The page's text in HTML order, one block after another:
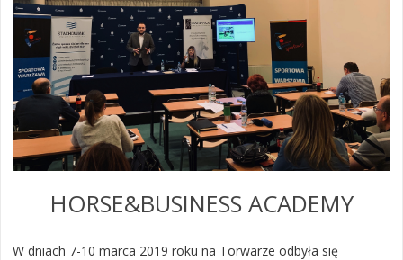
HORSE&BUSINESS ACADEMY
W dniach 7-10 marca 2019 roku na Torwarze odbyła się